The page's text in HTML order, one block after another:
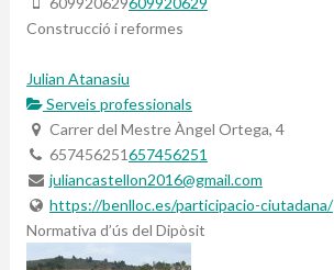
Construcció i reformes
Julian Atanasiu
Serveis professionals
Carrer del Mestre Àngel Ortega, 4
657456251657456251
juliancastellon2016@gmail.com
https://benlloc.es/participacio-ciutadana/
Normativa d’ús del Dipòsit